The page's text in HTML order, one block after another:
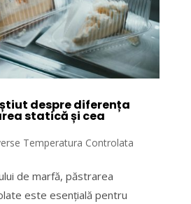
despre diferența
statică și cea
Temperatura Controlata
de marfă, păstrarea
este esențială pentru